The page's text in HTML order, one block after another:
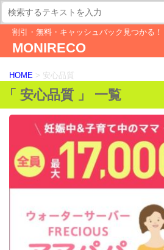
割引・無料・キャッシュバック見つかる！
MONIRECO
HOME > 安心品質
「 安心品質 」 一覧